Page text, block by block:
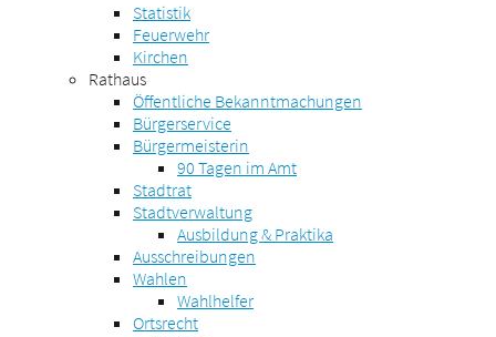
Statistik
Feuerwehr
Kirchen
Rathaus
Öffentliche Bekanntmachungen
Bürgerservice
Bürgermeisterin
90 Tagen im Amt
Stadtrat
Stadtverwaltung
Ausbildung & Praktika
Ausschreibungen
Wahlen
Wahlhelfer
Ortsrecht